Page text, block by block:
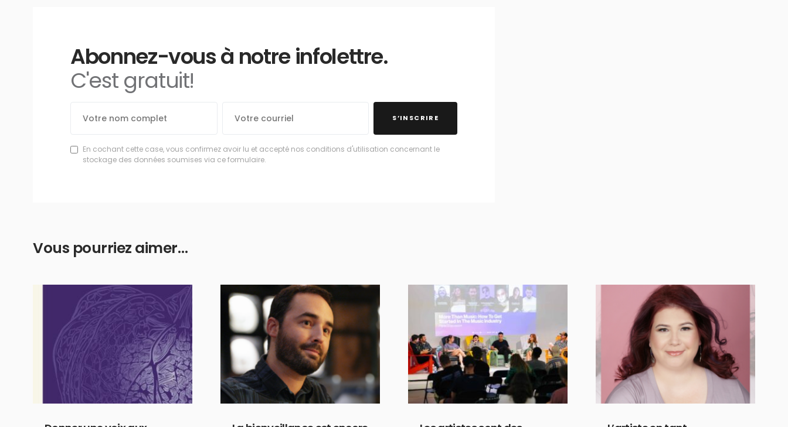
Abonnez-vous à notre infolettre.
C'est gratuit!
S’INSCRIRE
En cochant cette case, vous confirmez avoir lu et accepté nos conditions d'utilisation concernant le
stockage des données soumises via ce formulaire.
Vous pourriez aimer…